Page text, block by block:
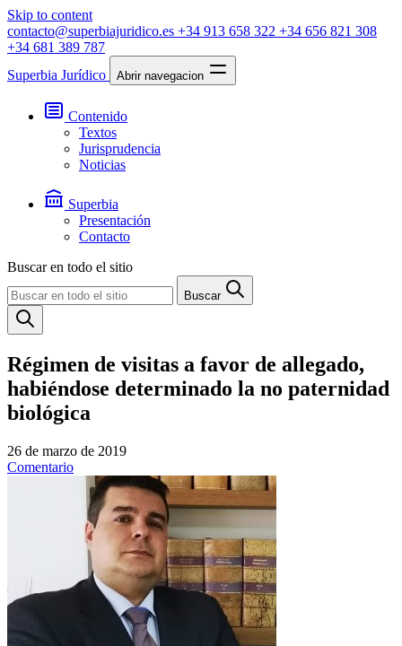
Skip to content
contacto@superbiajuridico.es +34 913 658 322 +34 656 821 308
+34 681 389 787
Superbia Jurídico
Abrir navegacion
Contenido
Textos
Jurisprudencia
Noticias
Superbia
Presentación
Contacto
Buscar en todo el sitio
Buscar
Régimen de visitas a favor de allegado,
habiéndose determinado la no paternidad
biológica
26 de marzo de 2019
Comentario